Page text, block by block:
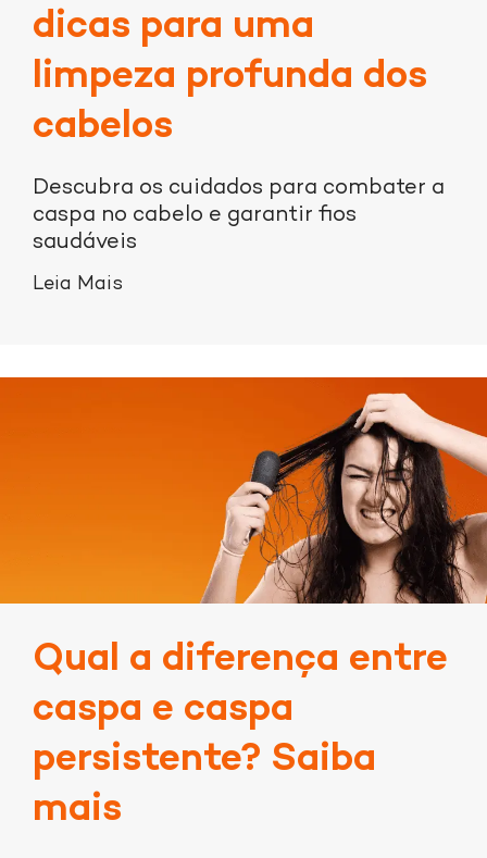
dicas para uma
limpeza profunda dos
cabelos
Descubra os cuidados para combater a
caspa no cabelo e garantir fios
saudáveis
Leia Mais
Qual a diferença entre
caspa e caspa
persistente? Saiba
mais